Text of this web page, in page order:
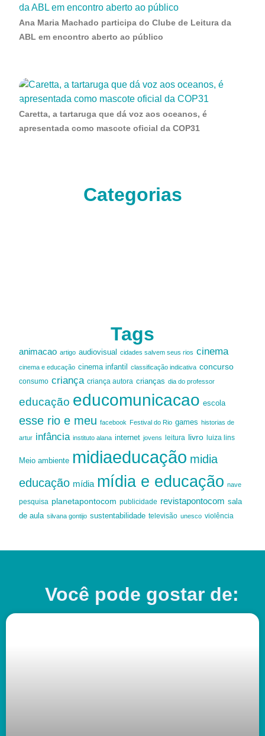
Ana Maria Machado participa do Clube de Leitura da
ABL em encontro aberto ao público
Caretta, a tartaruga que dá voz aos oceanos, é
apresentada como mascote oficial da COP31
Categorias
Tags
animacao artigo audiovisual cidades salvem seus rios cinema
cinema e educação cinema infantil classificação indicativa concurso
consumo criança criança autora crianças dia do professor
educação educomunicacao escola
esse rio e meu facebook Festival do Rio games historias de
artur infância instituto alana internet jovens leitura livro luiza lins
Meio ambiente midiaeducação midia
educação mídia mídia e educação nave
pesquisa planetapontocom publicidade revistapontocom sala
de aula silvana gontijo sustentabilidade televisão unesco violência
Você pode gostar de: